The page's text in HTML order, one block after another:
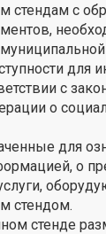
с
для
с
о
для
о
стендом.
стенде